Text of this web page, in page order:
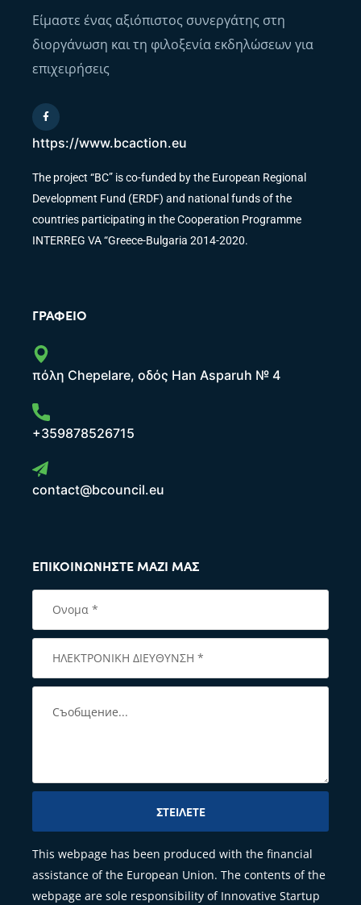
Είμαστε ένας αξιόπιστος συνεργάτης στη
διοργάνωση και τη φιλοξενία εκδηλώσεων για
επιχειρήσεις
https://www.bcaction.eu
The project “BC” is co-funded by the European Regional
Development Fund (ERDF) and national funds of the
countries participating in the Cooperation Programme
INTERREG VA “Greece-Bulgaria 2014-2020.
ΓΡΑΦΕΊΟ
πόλη Chepelare, οδός Han Asparuh № 4
+359878526715
contact@bcouncil.eu
ΕΠΙΚΟΙΝΩΝΉΣΤΕ ΜΑΖΊ ΜΑΣ
ΣΤΕΊΛΕΤΕ
This webpage has been produced with the financial
assistance of the European Union. The contents of the
webpage are sole responsibility of Innovative Startup